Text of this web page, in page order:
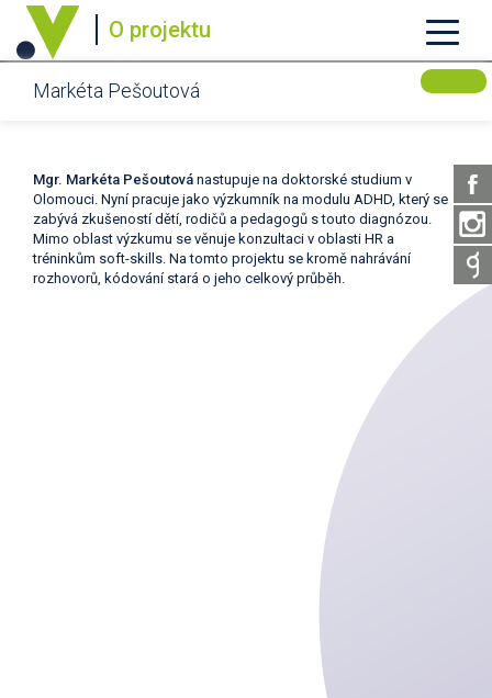
O projektu
Markéta Pešoutová
Mgr. Markéta Pešoutová nastupuje na doktorské studium v
Olomouci. Nyní pracuje jako výzkumník na modulu ADHD, který se
zabývá zkušeností dětí, rodičů a pedagogů s touto diagnózou.
Mimo oblast výzkumu se věnuje konzultaci v oblasti HR a
tréninkům soft-skills. Na tomto projektu se kromě nahrávání
rozhovorů, kódování stará o jeho celkový průběh.